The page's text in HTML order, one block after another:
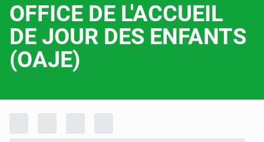
OFFICE DE L'ACCUEIL
DE JOUR DES ENFANTS
(OAJE)